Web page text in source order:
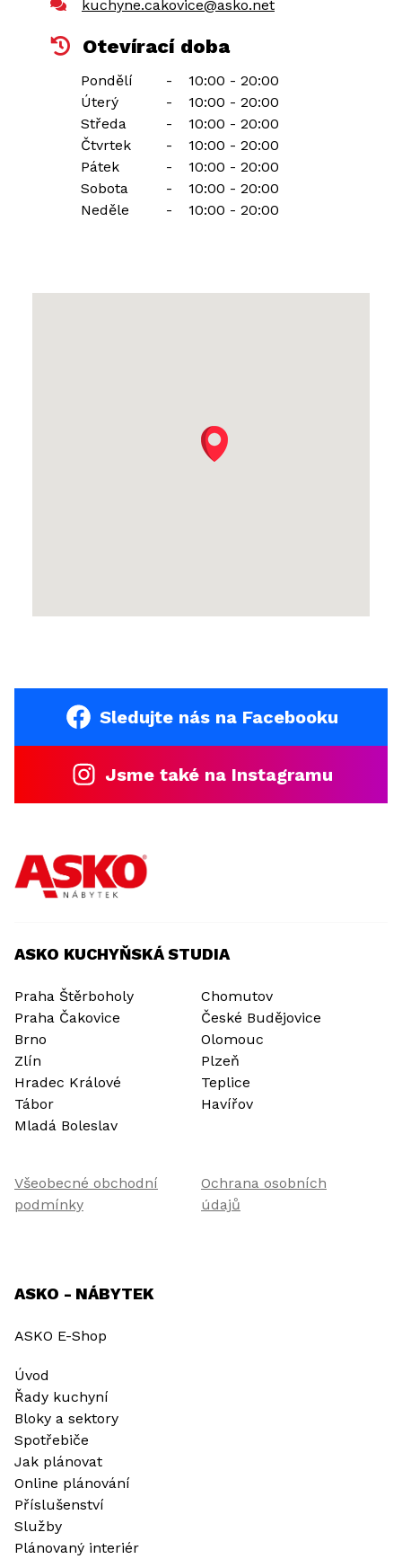
kuchyne.cakovice@asko.net
Otevírací doba
Pondělí -
10:00 - 20:00
Úterý
-
10:00 - 20:00
Středa
-
10:00 - 20:00
Čtvrtek
-
10:00 - 20:00
Pátek
-
10:00 - 20:00
Sobota
-
10:00 - 20:00
Neděle
- 10:00 - 20:00
Sledujte nás na Facebooku
Jsme také na Instagramu
ASKO KUCHYŇSKÁ STUDIA
Praha Štěrboholy
Praha Čakovice
Brno
Zlín
Hradec Králové
Tábor
Mladá Boleslav
Chomutov
České Budějovice
Olomouc
Plzeň
Teplice
Havířov
Všeobecné obchodní
podmínky
Ochrana osobních
údajů
ASKO - NÁBYTEK
ASKO E-Shop
Úvod
Řady kuchyní
Bloky a sektory
Spotřebiče
Jak plánovat
Online plánování
Příslušenství
Služby
Plánovaný interiér